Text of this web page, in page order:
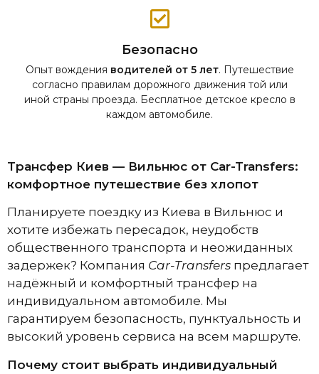
Безопасно
Опыт вождения водителей от 5 лет. Путешествие
согласно правилам дорожного движения той или
иной страны проезда. Бесплатное детское кресло в
каждом автомобиле.
Трансфер Киев — Вильнюс от Car-Transfers:
комфортное путешествие без хлопот
Планируете поездку из Киева в Вильнюс и
хотите избежать пересадок, неудобств
общественного транспорта и неожиданных
задержек? Компания Car-Transfers предлагает
надёжный и комфортный трансфер на
индивидуальном автомобиле. Мы
гарантируем безопасность, пунктуальность и
высокий уровень сервиса на всем маршруте.
Почему стоит выбрать индивидуальный